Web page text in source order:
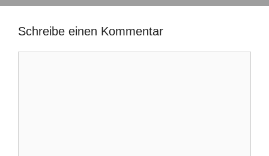
Schreibe einen Kommentar